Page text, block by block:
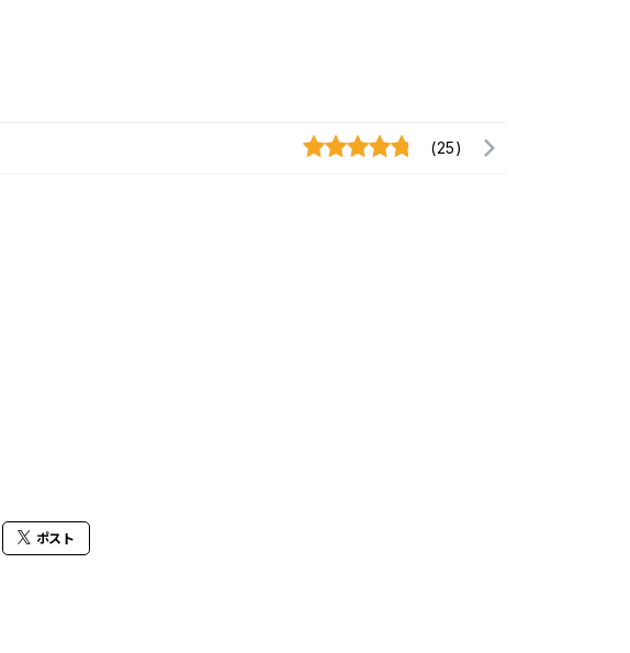
(25)
ポスト